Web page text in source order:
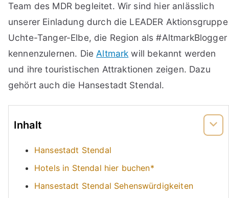
Team des MDR begleitet. Wir sind hier anlässlich
unserer Einladung durch die LEADER Aktionsgruppe
Uchte-Tanger-Elbe, die Region als #AltmarkBlogger
kennenzulernen. DieAltmark will bekannt werden
und ihre touristischen Attraktionen zeigen. Dazu
gehört auch die Hansestadt Stendal.
Inhalt
Hansestadt Stendal
Hotels in Stendal hier buchen*
Hansestadt Stendal Sehenswürdigkeiten